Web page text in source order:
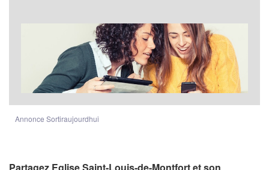
Annonce Sortiraujourdhui